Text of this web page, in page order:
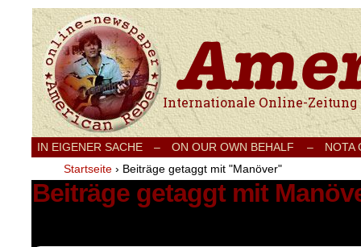
Internationale Onlinezeitung für Frieden,
IN EIGENER SACHE – ON OUR OWN BEHALF –
NOTA
Startseite › Beiträge getaggt mit "Manöver"
Beiträge getaggt mit